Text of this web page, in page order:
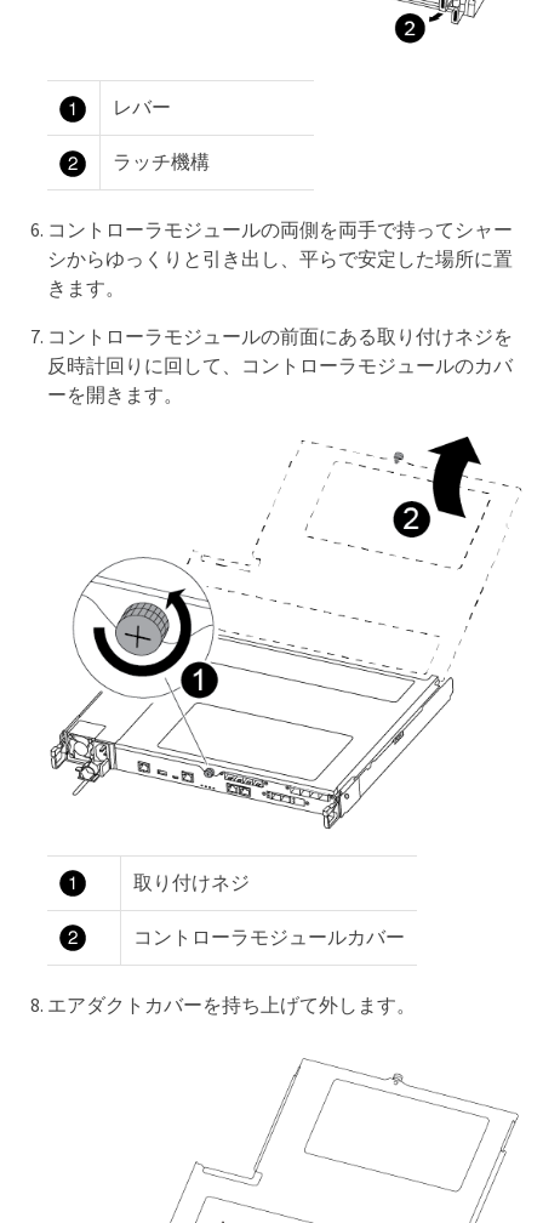
レバー
ラッチ機構
コントローラモジュールの両側を両手で持ってシャー
シからゆっくりと引き出し、平らで安定した場所に置
きます。
コントローラモジュールの前面にある取り付けネジを
反時計回りに回して、コントローラモジュールのカバ
ーを開きます。
取り付けネジ
コントローラモジュールカバー
エアダクトカバーを持ち上げて外します。